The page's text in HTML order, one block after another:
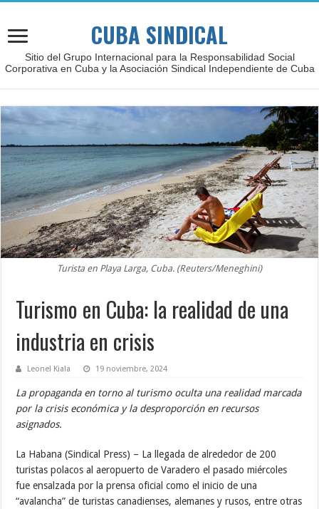
CUBA SINDICAL
Sitio del Grupo Internacional para la Responsabilidad Social
Corporativa en Cuba y la Asociación Sindical Independiente de Cuba
Turista en Playa Larga, Cuba. (Reuters/Meneghini)
Turismo en Cuba: la realidad de una
industria en crisis
Leonel Kiala 19 noviembre, 2024
La propaganda en torno al turismo oculta una realidad marcada
por la crisis económica y la desproporción en recursos
asignados.
La Habana (Sindical Press) – La llegada de alrededor de 200
turistas polacos al aeropuerto de Varadero el pasado miércoles
fue ensalzada por la prensa oficial como el inicio de una
“avalancha” de turistas canadienses, alemanes y rusos, entre otras